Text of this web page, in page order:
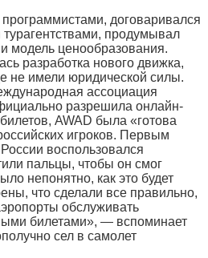
договаривался
продумывал
модель ценообразования.
разработка нового движка,
не имели юридической силы.
ассоциация
разрешила онлайн-
AWAD была «готова
игроков. Первым
воспользовался
пальцы, чтобы он смог
непонятно, как это будет
что сделали все правильно,
обслуживать
билетами», — вспоминает
сел в самолет